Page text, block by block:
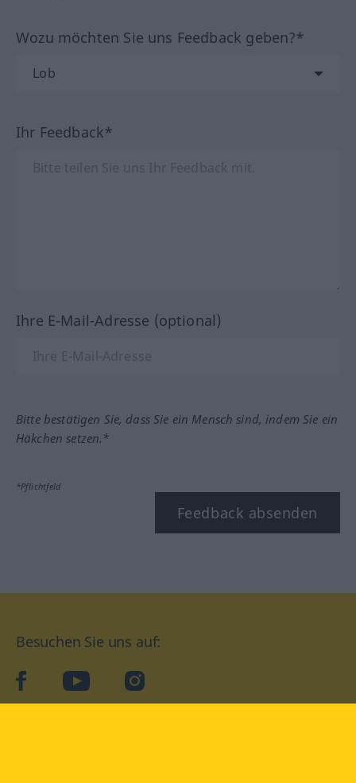
Wozu möchten Sie uns Feedback geben?*
Ihr Feedback*
Ihre E-Mail-Adresse (optional)
Bitte bestätigen Sie, dass Sie ein Mensch sind, indem Sie ein
Häkchen setzen.*
*Pflichtfeld
Feedback absenden
Besuchen Sie uns auf:
facebookYouTube Instagram